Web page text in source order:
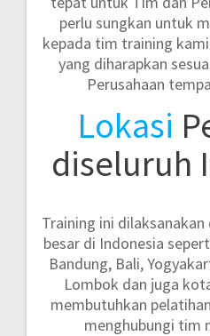
perlu sungkan untuk
kepada tim training
yang diharapkan
Perusahaan
Lokasi
diseluruh
Training ini
besar di Indonesia
Bandung, Bali,
Lombok dan juga
membutuhkan
menghubungi tim